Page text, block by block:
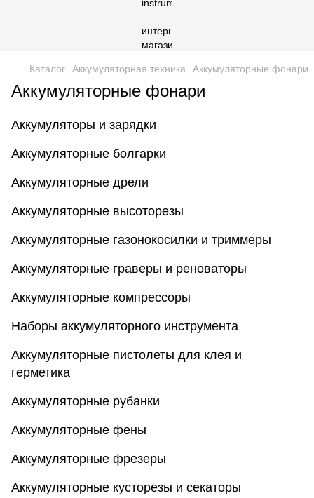
Каталог Аккумуляторная техника Аккумуляторные фонари
Аккумуляторные фонари
Аккумуляторы и зарядки
Аккумуляторные болгарки
Аккумуляторные дрели
Аккумуляторные высоторезы
Аккумуляторные газонокосилки и триммеры
Аккумуляторные граверы и реноваторы
Аккумуляторные компрессоры
Наборы аккумуляторного инструмента
Аккумуляторные пистолеты для клея и
герметика
Аккумуляторные рубанки
Аккумуляторные фены
Аккумуляторные фрезеры
Аккумуляторные кусторезы и секаторы